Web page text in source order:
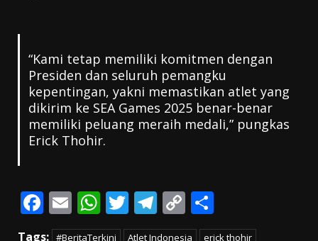
“Kami tetap memiliki komitmen dengan
Presiden dan seluruh pemangku
kepentingan, yakni memastikan atlet yang
dikirim ke SEA Games 2025 benar-benar
memiliki peluang meraih medali,” pungkas
Erick Thohir.
F
ac
E
m
W
h
T
w
T
el
C
o h
Tags: #BeritaTerkini Atlet Indonesia erick thohir